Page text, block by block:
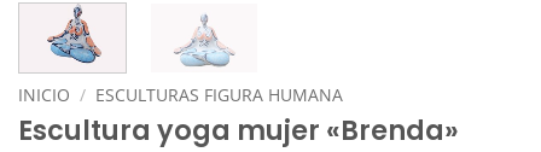
INICIO / ESCULTURAS FIGURA HUMANA
Escultura yoga mujer «Brenda»